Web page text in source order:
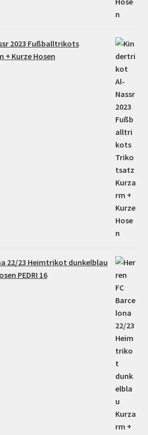
2023 Fußballtrikots
Kurze Hosen
22/23 Heimtrikot dunkelblau
PEDRI 16